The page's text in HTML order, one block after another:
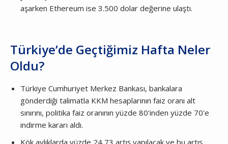
aşarken Ethereum ise 3.500 dolar değerine ulaştı.
Türkiye’de Geçtiğimiz Hafta Neler
Oldu?
Türkiye Cumhuriyet Merkez Bankası, bankalara
gönderdiği talimatla KKM hesaplarının faiz oranı alt
sınırını, politika faiz oranının yüzde 80'inden yüzde 70'e
indirme kararı aldı.
Kök aylıklarda yüzde 24,73 artış yapılacak ve bu artış